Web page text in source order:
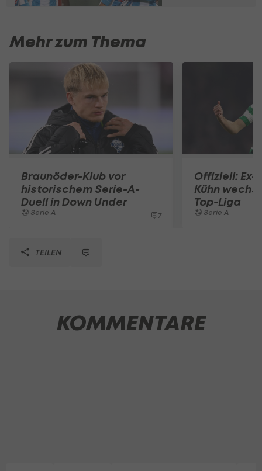
Mehr zum Thema
Braunöder-Klub vor
historischem Serie-A-
Duell in Down Under
Serie A 7
Offiziell: Ex-
Kühn
Top-Liga
Serie A
TEILEN
KOMMENTARE